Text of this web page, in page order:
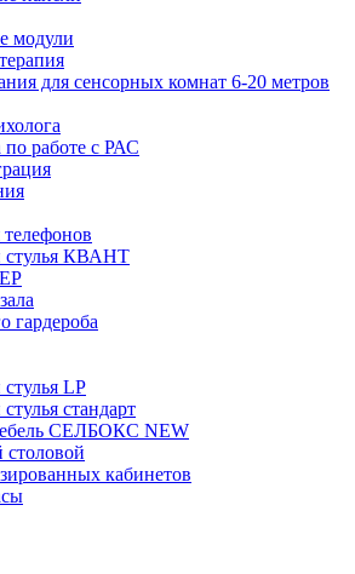
модули
для сенсорных комнат 6-20 метров
по работе с РАС
стулья КВАНТ
гардероба
LP
стандарт
СЕЛБОКС NEW
кабинетов